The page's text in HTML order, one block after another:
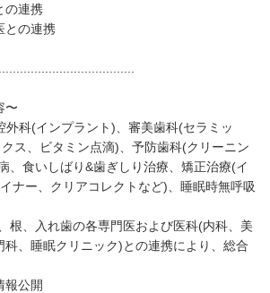
の連携
との連携
〜
外科(インプラント)、審美歯科(セラミッ
ス、ビタミン点滴)、予防歯科(クリーニン
、食いしばり&歯ぎしり治療、矯正治療(イ
ナー、クリアコレクトなど)、睡眠時無呼吸
根、入れ歯の各専門医および医科(内科、美
科、睡眠クリニック)との連携により、総合
報公開